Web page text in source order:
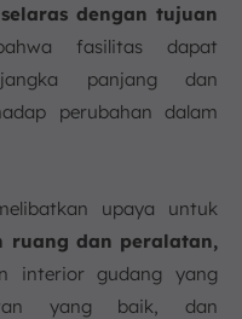
selaras dengan tujuan
fasilitas dapat
panjang dan
perubahan dalam
upaya untuk
ruang dan peralatan,
interior gudang yang
yang baik, dan